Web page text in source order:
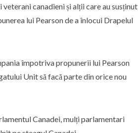
canadieni și alții care au susținut
lui Pearson de a înlocui Drapelul
împotriva propunerii lui Pearson
Unit să facă parte din orice nou
Canadei, mulți parlamentari